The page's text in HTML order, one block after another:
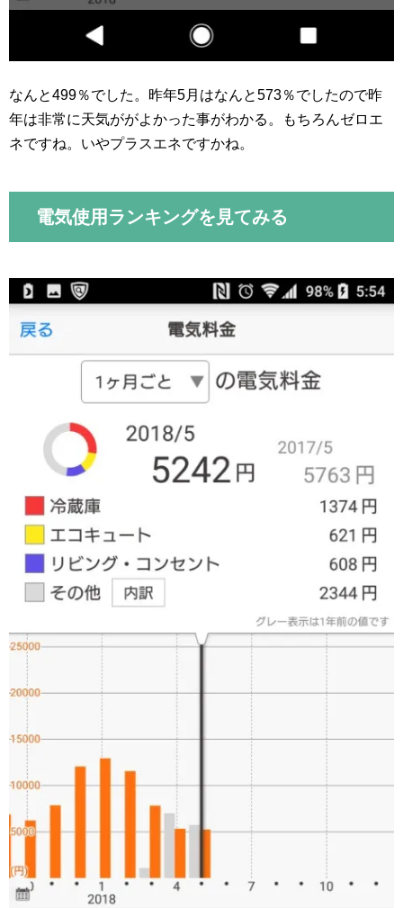
なんと499％でした。昨年5月はなんと573％でしたので昨
年は非常に天気ががよかった事がわかる。もちろんゼロエ
ネですね。いやプラスエネですかね。
電気使用ランキングを見てみる